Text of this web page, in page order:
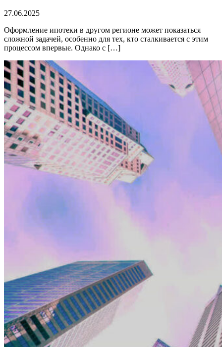
27.06.2025
Оформление ипотеки в другом регионе может показаться
сложной задачей, особенно для тех, кто сталкивается с этим
процессом впервые. Однако с […]